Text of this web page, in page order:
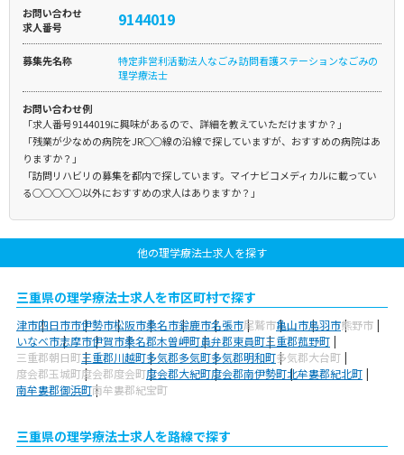
お問い合わせ
求人番号
9144019
募集先名称
特定非営利活動法人なごみ 訪問看護ステーションなごみの
理学療法士
お問い合わせ例
「求人番号9144019に興味があるので、詳細を教えていただけますか？」
「残業が少なめの病院をJR○○線の沿線で探していますが、おすすめの病院はあ
りますか？」
「訪問リハビリの募集を都内で探しています。マイナビコメディカルに載ってい
る○○○○○以外におすすめの求人はありますか？」
他の理学療法士求人を探す
三重県の理学療法士求人を市区町村で探す
津市四日市市伊勢市松阪市桑名市鈴鹿市名張市尾鷲市亀山市鳥羽市熊野市
いなべ市志摩市伊賀市桑名郡木曽岬町員弁郡東員町三重郡菰野町
三重郡朝日町三重郡川越町多気郡多気町多気郡明和町多気郡大台町
度会郡玉城町度会郡度会町度会郡大紀町度会郡南伊勢町北牟婁郡紀北町
南牟婁郡御浜町南牟婁郡紀宝町
三重県の理学療法士求人を路線で探す